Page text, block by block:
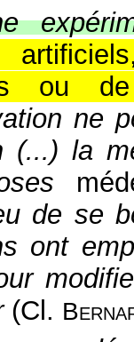
ou
ne
(...) la
de se
ont
(Cl.